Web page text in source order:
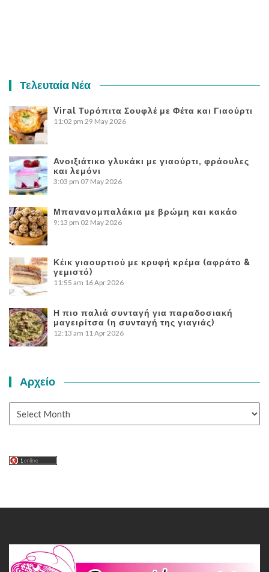
Τελευταία Νέα
Viral Τυρόπιτα Σουφλέ με Φέτα και Γιαούρτι
11:02 pm 29 May 2026
Ανοιξιάτικο γλυκάκι με γιαούρτι, φράουλες
και λεμόνι
3:03 pm 07 May 2026
Μπανανομπαλάκια με βρώμη και κακάο
9:13 pm 02 May 2026
Κέικ γιαουρτιού με κρυφή κρέμα (αφράτο &
γεμιστό)
11:55 am 16 Apr 2026
Η πιο παλιά συνταγή για παραδοσιακή
μαγειρίτσα (η συνταγή της γιαγιάς)
12:13 am 11 Apr 2026
Αρχείο